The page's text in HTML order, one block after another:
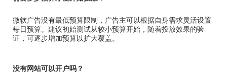
微软广告没有最低预算限制，广告主可以根据自身需求灵活设置
每日预算。建议初始测试从较小预算开始，随着投放效果的验
证，可逐步增加预算以扩大覆盖。
没有网站可以开户吗？